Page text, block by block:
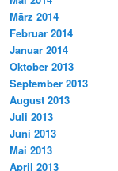
März 2014
Februar 2014
Januar 2014
Oktober 2013
September 2013
August 2013
Juli 2013
Juni 2013
Mai 2013
April 2013